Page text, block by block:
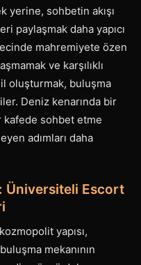
sohbetin akışı
paylaşmak daha yapıcı
mahremiyete özen
ve karşılıklı
oluşturmak, buluşma
Deniz kenarında bir
kafede sohbet etme
adımları daha
Üniversiteli Escort
yapısı,
mekanının